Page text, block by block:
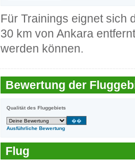
Für Trainings eignet sich
30 km von Ankara
werden können.
Bewertung der
Qualität des Fluggebiets
Ausführliche Bewertung
Flug